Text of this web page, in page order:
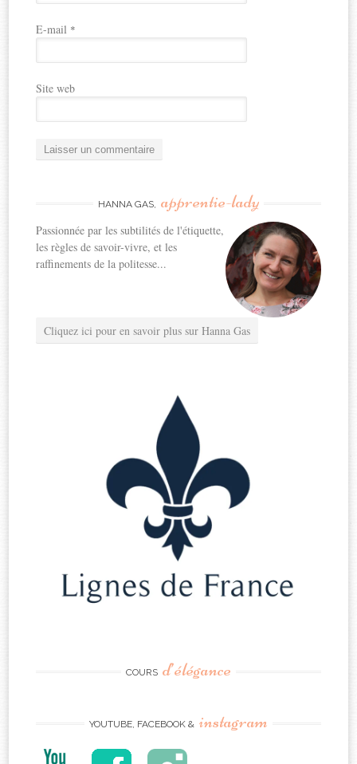
E-mail *
Site web
HANNA GAS, apprentie-lady
Passionnée par les subtilités de l'étiquette,
les règles de savoir-vivre, et les
raffinements de la politesse...
Cliquez ici pour en savoir plus sur Hanna Gas
COURS d’élégance
YOUTUBE, FACEBOOK & instagram